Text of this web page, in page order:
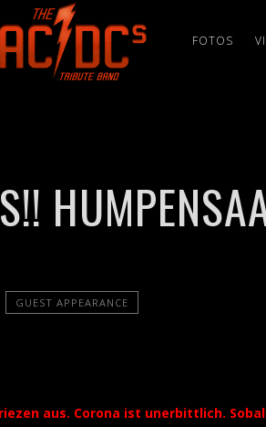
FOTOS
GUEST APPEARANCE
aus. Corona ist unerbittlich.